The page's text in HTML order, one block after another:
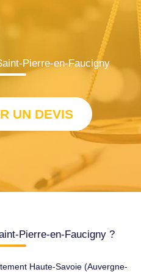
Pierre-en-Faucigny
UN DEVIS
Pierre-en-Faucigny ?
Haute-Savoie (Auvergne-